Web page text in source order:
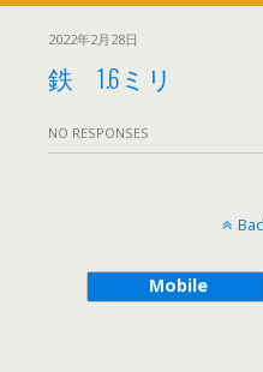
2022年2月28日
鉄 1.6ミリ
NO RESPONSES
Mobile